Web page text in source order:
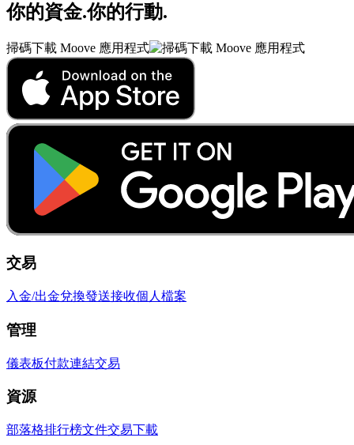
你的資金.你的行動.
掃碼下載 Moove 應用程式
交易
入金/出金兌換發送接收個人檔案
管理
儀表板付款連結交易
資源
部落格排行榜文件交易下載